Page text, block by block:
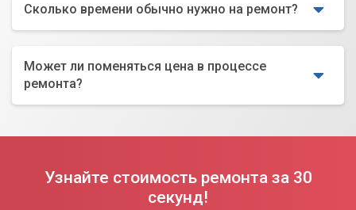
Сколько времени обычно нужно на ремонт?
Может ли поменяться цена в процессе
ремонта?
Узнайте стоимость ремонта за 30
секунд!